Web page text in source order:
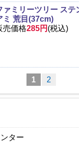
ァミリーツリー ステ
ミ 荒目(37cm)
売価格285円 (税込)
1 2
ター